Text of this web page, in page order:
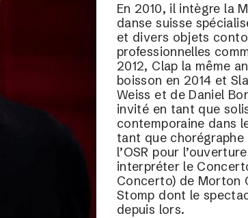
En 2010, il intègre la
danse suisse
et divers objets
professionnelles
2012, Clap la même
boisson en 2014 et
Weiss et de Daniel
invité en tant que
contemporaine dans
tant que
l’OSR pour
interpréter le
Concerto) de Morton
Stomp dont le
depuis lors.